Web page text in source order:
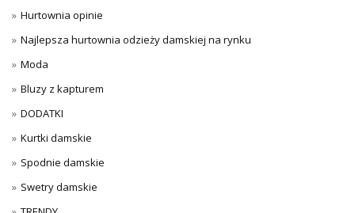
Hurtownia opinie
Najlepsza hurtownia odzieży damskiej na rynku
Moda
Bluzy z kapturem
DODATKI
Kurtki damskie
Spodnie damskie
Swetry damskie